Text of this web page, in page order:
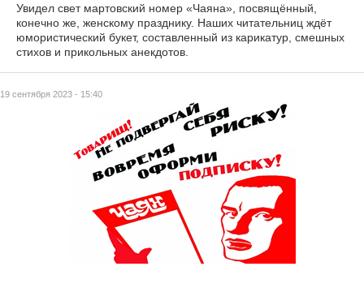
19 сентября 2023 - 15:40
Увидел свет мартовский номер «Чаяна», посвящённый,
конечно же, женскому празднику. Наших читательниц ждёт
юмористический букет, составленный из карикатур, смешных
стихов и прикольных анекдотов.